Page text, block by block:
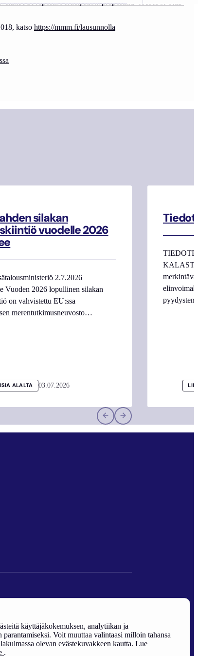
käyttäjäkokemuksen, analytiikan ja
Voit muuttaa valintaasi milloin tahansa
olevan evästekuvakkeen kautta. Lue
.
katso https://mmm.fi/lausunnolla
silakan
vuodelle 2026
2.7.2026
Vuoden 2026 lopullinen silakan
on vahvistettu EU:ssa
merentutkimusneuvosto…
ALALTA 03.07.2026
pyydysten